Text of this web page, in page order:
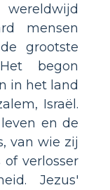
mensen
grootste
begon
in het land
Israël.
en de
van wie zij
verlosser
Jezus'